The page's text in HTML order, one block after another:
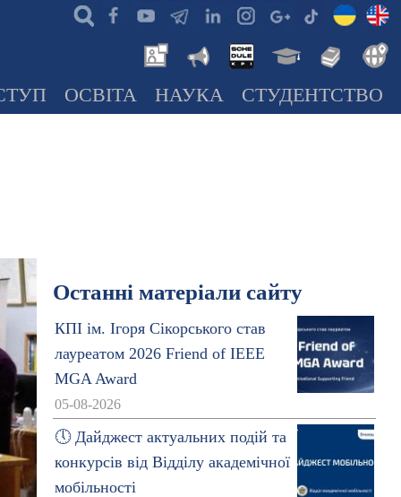
ОСВІТА НАУКА СТУДЕНТСТВО
Останні матеріали сайту
КПІ ім. Ігоря Сікорського став
лауреатом 2026 Friend of IEEE
MGA Award
05-08-2026
🕔 Дайджест актуальних подій та
конкурсів від Відділу академічної
мобільності